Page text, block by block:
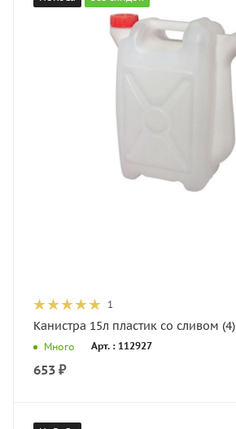
1
Канистра 15л пластик со сливом (4)
Много Арт. : 112927
653 ₽